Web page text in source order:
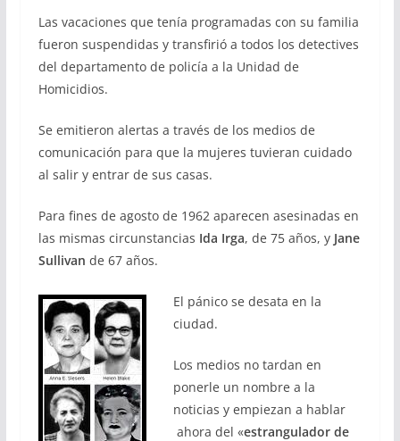
Las vacaciones que tenía programadas con su familia
fueron suspendidas y transfirió a todos los detectives
del departamento de policía a la Unidad de
Homicidios.
Se emitieron alertas a través de los medios de
comunicación para que la mujeres tuvieran cuidado
al salir y entrar de sus casas.
Para fines de agosto de 1962 aparecen asesinadas en
las mismas circunstancias Ida Irga, de 75 años, y Jane
Sullivan de 67 años.
El pánico se desata en la
ciudad.
Los medios no tardan en
ponerle un nombre a la
noticias y empiezan a hablar
ahora del «estrangulador de